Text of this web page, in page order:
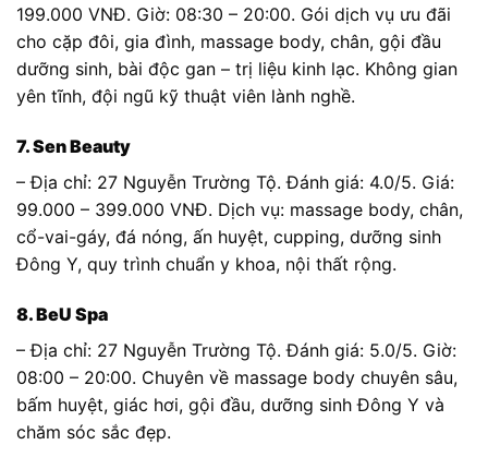
199.000 VNĐ. Giờ: 08:30 – 20:00. Gói dịch vụ ưu đãi
cho cặp đôi, gia đình, massage body, chân, gội đầu
dưỡng sinh, bài độc gan – trị liệu kinh lạc. Không gian
yên tĩnh, đội ngũ kỹ thuật viên lành nghề.
7. Sen Beauty
– Địa chỉ: 27 Nguyễn Trường Tộ. Đánh giá: 4.0/5. Giá:
99.000 – 399.000 VNĐ. Dịch vụ: massage body, chân,
cổ-vai-gáy, đá nóng, ấn huyệt, cupping, dưỡng sinh
Đông Y, quy trình chuẩn y khoa, nội thất rộng.
8. BeU Spa
– Địa chỉ: 27 Nguyễn Trường Tộ. Đánh giá: 5.0/5. Giờ:
08:00 – 20:00. Chuyên về massage body chuyên sâu,
bấm huyệt, giác hơi, gội đầu, dưỡng sinh Đông Y và
chăm sóc sắc đẹp.